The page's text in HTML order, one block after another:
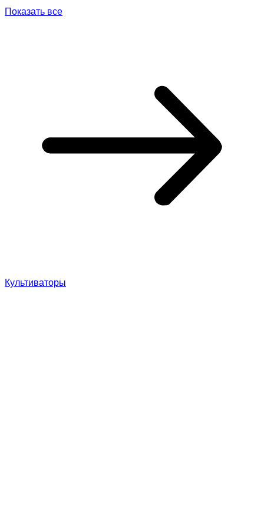
Показать все
Культиваторы